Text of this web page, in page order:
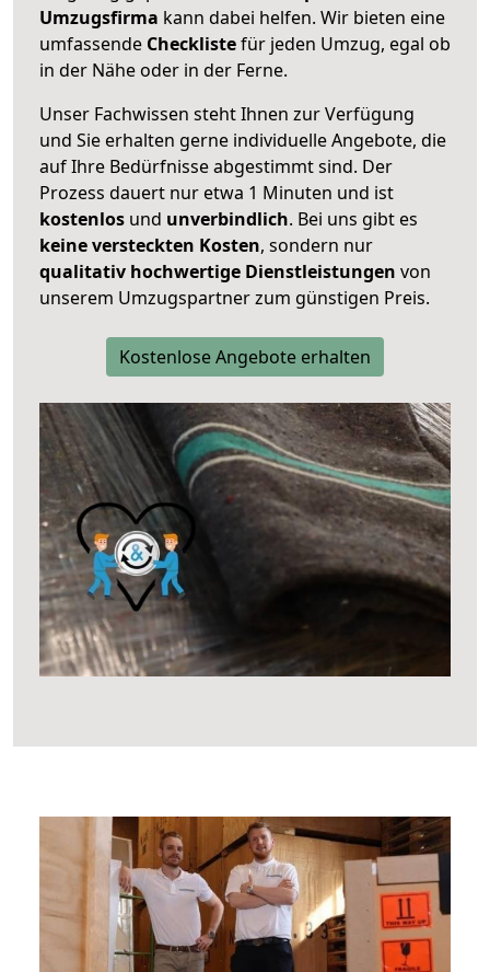
Umzugsfirma kann dabei helfen. Wir bieten eine
umfassende Checklistefür jeden Umzug, egal ob
in der Nähe oder in der Ferne.
Unser Fachwissen steht Ihnen zur Verfügung
und Sie erhalten gerne individuelle Angebote, die
auf Ihre Bedürfnisse abgestimmt sind. Der
Prozess dauert nur etwa 1 Minuten und ist
kostenlos und unverbindlich. Bei uns gibt es
keine versteckten Kosten, sondern nur
qualitativ hochwertige Dienstleistungen von
unserem Umzugspartner zum günstigen Preis.
Kostenlose Angebote erhalten